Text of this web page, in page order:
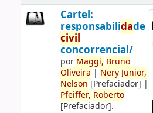
Cartel:
responsabilidade
civil
concorrencial/
por Maggi, Bruno
Oliveira | Nery Junior,
Nelson [Prefaciador] |
Pfeiffer, Roberto
[Prefaciador].